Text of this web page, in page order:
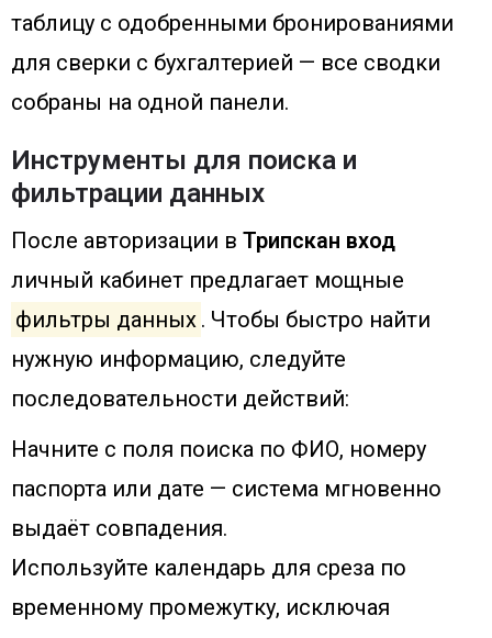
таблицу с одобренными бронированиями
для сверки с бухгалтерией — все сводки
собраны на одной панели.
Инструменты для поиска и
фильтрации данных
После авторизации в Трипскан вход
личный кабинет предлагает мощные
фильтры данных . Чтобы быстро найти
нужную информацию, следуйте
последовательности действий:
Начните с поля поиска по ФИО, номеру
паспорта или дате — система мгновенно
выдаёт совпадения.
Используйте календарь для среза по
временному промежутку, исключая